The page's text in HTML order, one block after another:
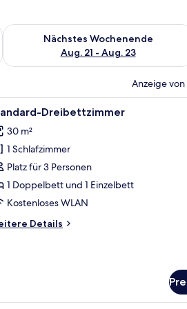
Aug. 14 - Aug. 16.
Nächstes Wochenende
Aug. 21 - Aug. 23
Überprüfe die Verfügbarkeit für
Anzeige
auf dem Nachttisch. kostenloses WLAN,
Ein
6 Dreibettzimmer
30 m²
1 Schlafzimmer
Platz für 3 Personen
1 Doppelbett und 1 Einzelbett
Kostenloses WLAN
Details